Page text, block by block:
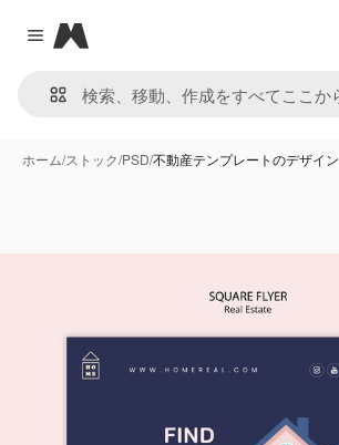
Close menu
Magnific
ホーム/ストック/PSD/不動産テンプレートのデザイン